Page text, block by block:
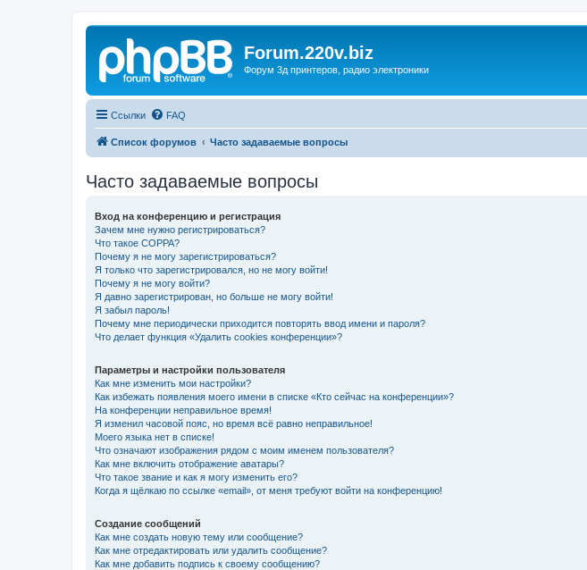
Forum.220v.biz
Форум 3д принтеров, радио электроники
Ссылки FAQ
Список форумов Часто задаваемые вопросы
Часто задаваемые вопросы
Вход на конференцию и регистрация
Зачем мне нужно регистрироваться?
Что такое COPPA?
Почему я не могу зарегистрироваться?
Я только что зарегистрировался, но не могу войти!
Почему я не могу войти?
Я давно зарегистрирован, но больше не могу войти!
Я забыл пароль!
Почему мне периодически приходится повторять ввод имени и пароля?
Что делает функция «Удалить cookies конференции»?
Параметры и настройки пользователя
Как мне изменить мои настройки?
Как избежать появления моего имени в списке «Кто сейчас на конференции»?
На конференции неправильное время!
Я изменил часовой пояс, но время всё равно неправильное!
Моего языка нет в списке!
Что означают изображения рядом с моим именем пользователя?
Как мне включить отображение аватары?
Что такое звание и как я могу изменить его?
Когда я щёлкаю по ссылке «email», от меня требуют войти на конференцию!
Создание сообщений
Как мне создать новую тему или сообщение?
Как мне отредактировать или удалить сообщение?
Как мне добавить подпись к своему сообщению?